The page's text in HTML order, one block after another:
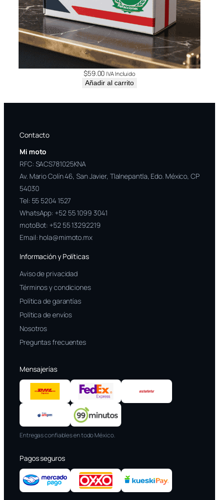
$59.00 IVA Incluido
Añadir al carrito
Contacto
Mi moto
RFC: SACS781025KNA
Av. Mario Colín 46, San Javier, Tlalnepantla, Edo. México, CP
54030
Tel: 55 5204 1527
WhatsApp: +52 55 1099 3041
motoBot: +52 55 13292219
Email: hola@mimoto.mx
Información y Políticas
Aviso de privacidad
Términos y condiciones
Política de garantías
Política de envíos
Nosotros
Preguntas frecuentes
Mensajerías
Entregas confiables en todo México.
Pagos seguros